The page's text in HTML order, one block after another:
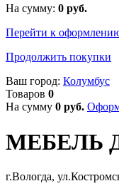
На сумму: 0 руб.
Перейти к оформлению
Продолжить покупки
Ваш город: Колумбус
Товаров 0
На сумму 0 руб.
МЕБЕЛЬ
г.Вологда,